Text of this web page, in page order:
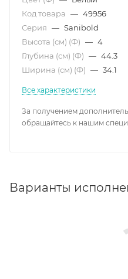
Код товара — 49956
Серия — Sanibold
Высота (см) (Ф) — 4
Глубина (см) (Ф) — 44.3
Ширина (см) (Ф) — 34.1
Все характеристики
За получением
обращайтесь к нашим
Варианты